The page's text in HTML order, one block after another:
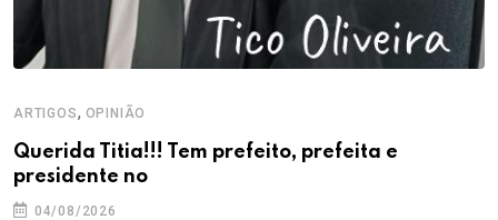
ARTIGOS, OPINIÃO
Querida Titia!!! Tem prefeito, prefeita e
presidente no
04/08/2026